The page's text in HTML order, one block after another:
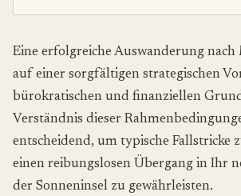
Eine erfolgreiche Auswanderung
auf einer sorgfältigen strategischen
bürokratischen und finanziellen
Verständnis dieser
entscheidend, um typische Fallstricke
einen reibungslosen Übergang in Ihr
der Sonneninsel zu gewährleisten.